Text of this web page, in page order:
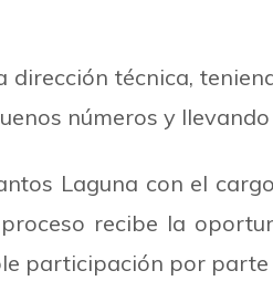
técnica,
números y
Laguna con el
recibe la
participación por